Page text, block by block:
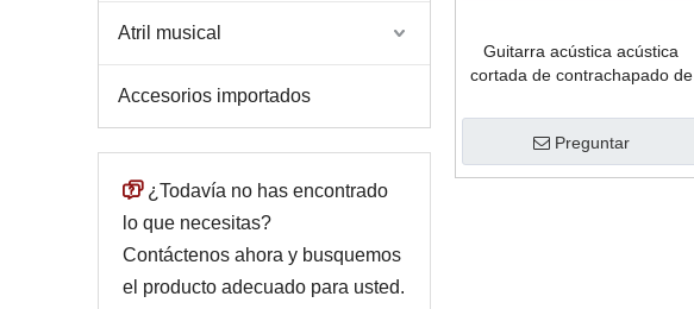
Atril musical
Accesorios importados
 ¿Todavía no has encontrado
lo que necesitas?
Contáctenos ahora y busquemos
el producto adecuado para usted.
Guitarra acústica acústica
cortada de contrachapado de
(AF227CA)
Preguntar